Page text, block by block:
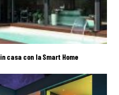
casa con la Smart Home